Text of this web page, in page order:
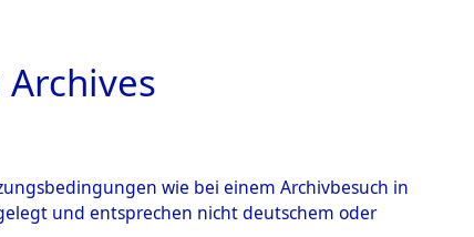
wie bei einem Archivbesuch in
und entsprechen nicht deutschem oder